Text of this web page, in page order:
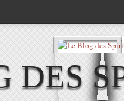
DES